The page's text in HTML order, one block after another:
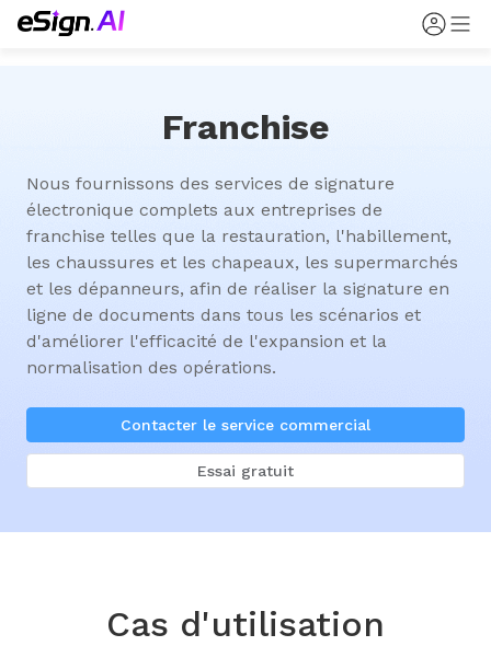
Franchise
Nous fournissons des services de signature
électronique complets aux entreprises de
franchise telles que la restauration, l'habillement,
les chaussures et les chapeaux, les supermarchés
et les dépanneurs, afin de réaliser la signature en
ligne de documents dans tous les scénarios et
d'améliorer l'efficacité de l'expansion et la
normalisation des opérations.
Contacter le service commercial
Essai gratuit
Cas d'utilisation